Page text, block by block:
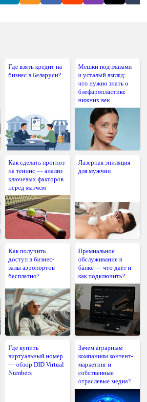
Где взять кредит на
бизнес в Беларуси?
Мешки под глазами
и усталый взгляд:
что нужно знать о
блефаропластике
нижних век
Как сделать прогноз
на теннис — анализ
ключевых факторов
перед матчем
Лазерная эпиляция
для мужчин
Как получить
доступ в бизнес-
залы аэропортов
бесплатно?
Премиальное
обслуживание в
банке — что даёт и
как подключить?
Где купить
виртуальный номер
— обзор DID Virtual
Numbers
Зачем аграрным
компаниям контент-
маркетинг и
собственные
отраслевые медиа?